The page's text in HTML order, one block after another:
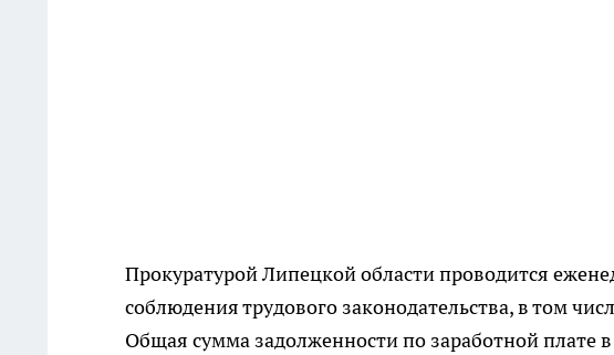
Прокуратурой Липецкой области проводится
соблюдения трудового законодательства, в том
Общая сумма задолженности по заработной плате